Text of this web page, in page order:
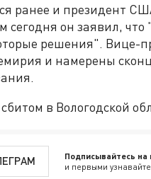
ранее и президент
он заявил,
решения". Вице-
и намерены
в Вологодской
Подписывайтесь
и первыми